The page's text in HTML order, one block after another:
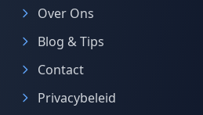
Over Ons
Blog & Tips
Contact
Privacybeleid